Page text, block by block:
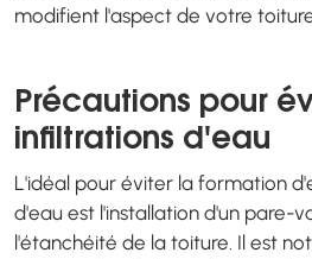
modifient l'aspect de votre
Précautions pour
infiltrations d'eau
L'idéal pour éviter la formation
d'eau est l'installation d'un pare-
l'étanchéité de la toiture. Il est